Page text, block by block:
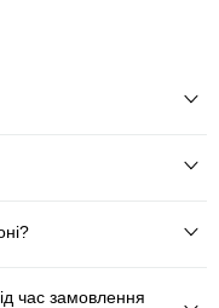
час замовлення